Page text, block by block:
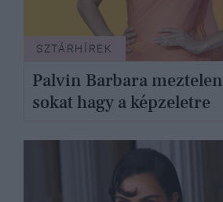
SZTÁRHÍREK
Palvin Barbara
sokat hagy a képzeletre